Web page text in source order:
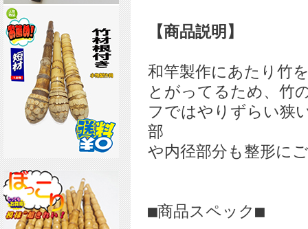
【商品説明】
和竿製作にあたり竹
とがってるため、竹
フではやりずらい狭
部
や内径部分も整形に
■商品スペック■